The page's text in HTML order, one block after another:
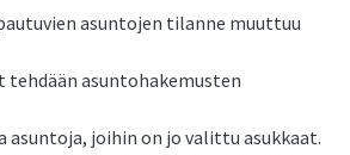
asuntojen tilanne muuttuu
tehdään asuntohakemusten
asuntoja, joihin on jo valittu asukkaat.